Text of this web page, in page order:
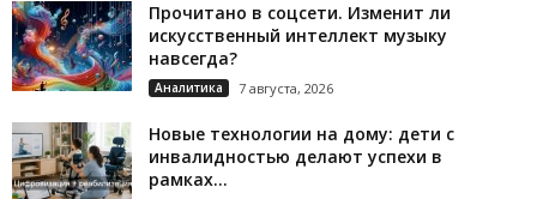
Прочитано в соцсети. Изменит ли
искусственный интеллект музыку
навсегда?
Аналитика 7 августа, 2026
Новые технологии на дому: дети с
инвалидностью делают успехи в
рамках...